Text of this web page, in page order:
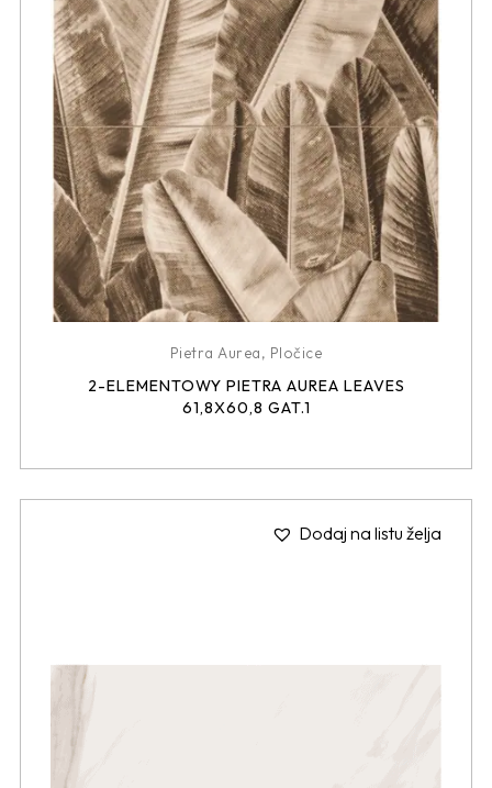
Pietra Aurea, Pločice
2-ELEMENTOWY PIETRA AUREA LEAVES
61,8X60,8 GAT.1
Dodaj na listu želja